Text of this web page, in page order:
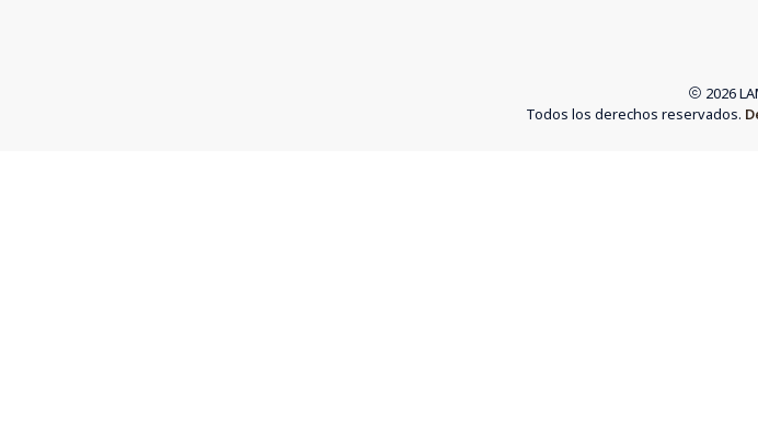
2026
Todos los derechos reservados.